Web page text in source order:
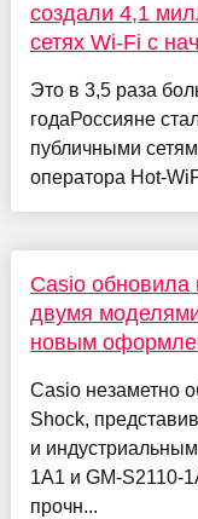
создали 4,1
сетях Wi-Fi с
Это в 3,5 раза
годаРоссияне
публичными
оператора Hot-
Casio обновила
двумя
новым
Casio незаметно
Shock,
и
1A1 и GM-S2110-
прочн...